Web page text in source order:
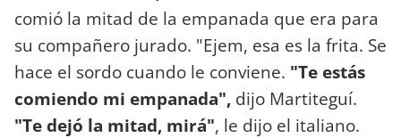
comió la mitad de la empanada que era para
su compañero jurado. "Ejem, esa es la frita. Se
hace el sordo cuando le conviene. "Te estás
comiendo mi empanada", dijo Martiteguí.
"Te dejó la mitad, mirá", le dijo el italiano.